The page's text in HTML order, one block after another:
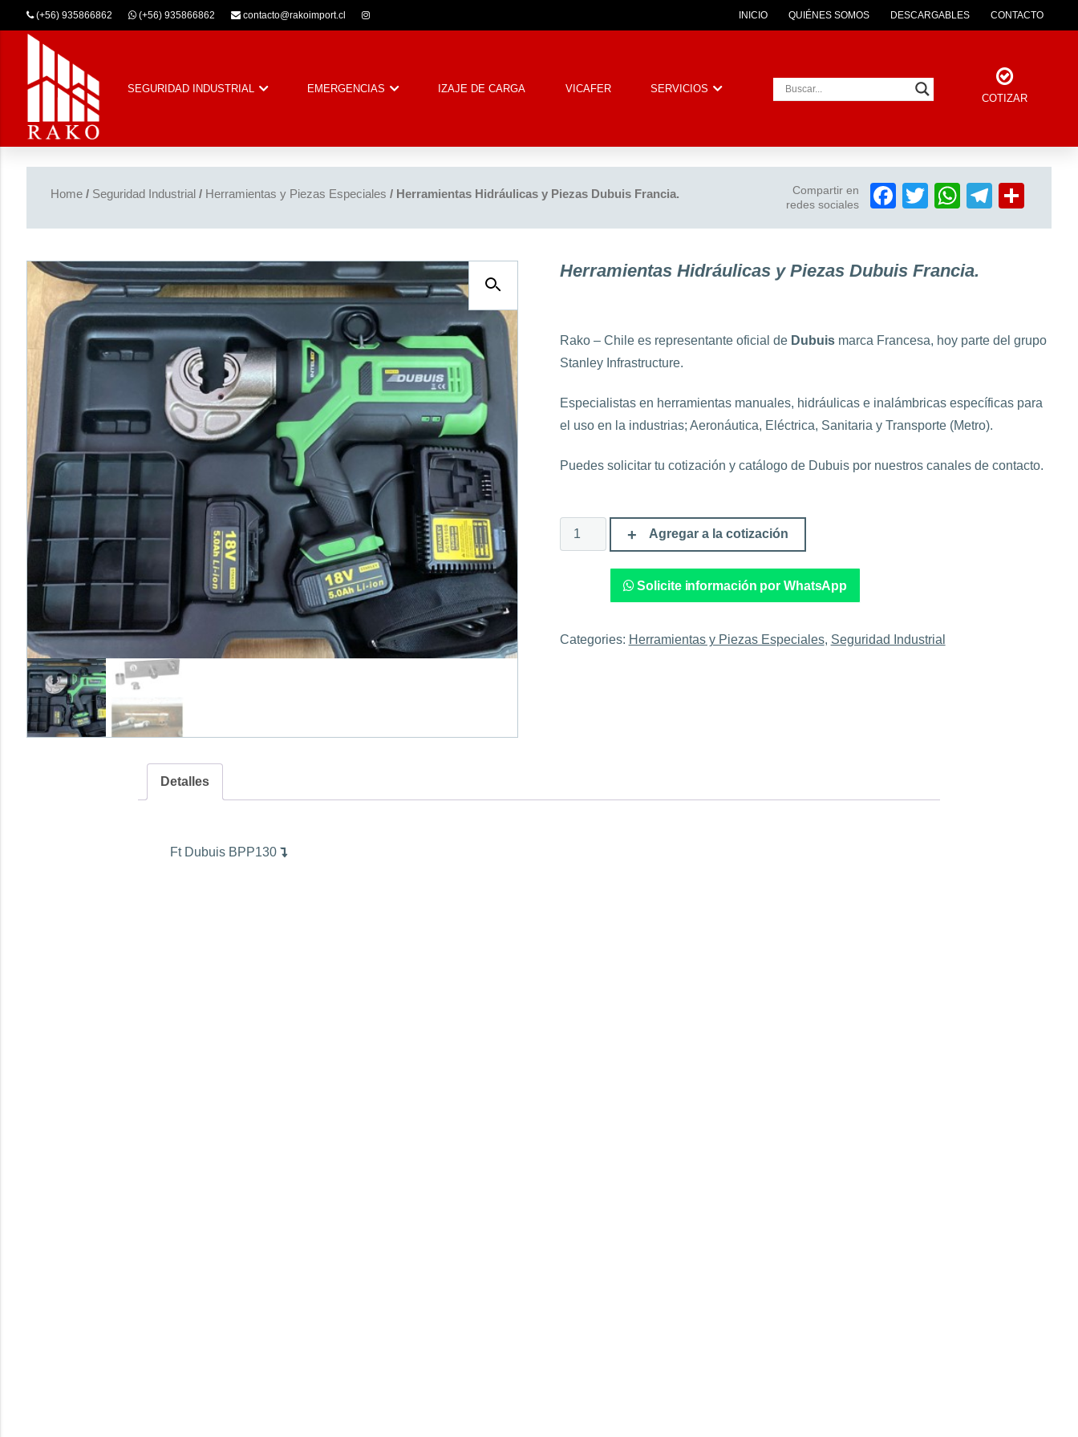
(+56) 935866862 (+56) 935866862 contacto@rakoimport.cl INICIO QUIÉNES SOMOS DESCARGABLES CONTACTO
SEGURIDAD INDUSTRIAL EMERGENCIAS IZAJE DE CARGA VICAFER
SERVICIOS
COTIZAR
Home / Seguridad Industrial / Herramientas y Piezas Especiales / Herramientas Hidráulicas y Piezas Dubuis Francia.
Compartir en
redes sociales
Facebook
TwitterWhatsApp
Herramientas Hidráulicas y Piezas Dubuis Francia.
Rako – Chile es representante oficial de Dubuismarca Francesa, hoy parte del grupo
Stanley Infrastructure.
Especialistas en herramientas manuales, hidráulicas e inalámbricas específicas para
el uso en la industrias; Aeronáutica, Eléctrica, Sanitaria y Transporte (Metro).
Puedes solicitar tu cotización y catálogo de Dubuis por nuestros canales de contacto.
Herramientas
Hidráulicas
y
Agregar a la cotización
Solicite información por WhatsApp
Categories: Herramientas y Piezas Especiales, Seguridad Industrial
Detalles
Ft Dubuis BPP130